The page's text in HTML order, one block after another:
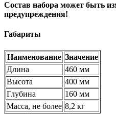
Состав набора может быть
предупреждения!
Габариты
Наименование Значение
Длина
460 мм
Высота
400 мм
Глубина
160 мм
Масса, не более 8,2 кг